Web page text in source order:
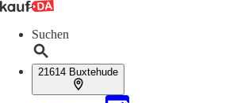
Suchen
21614 Buxtehude